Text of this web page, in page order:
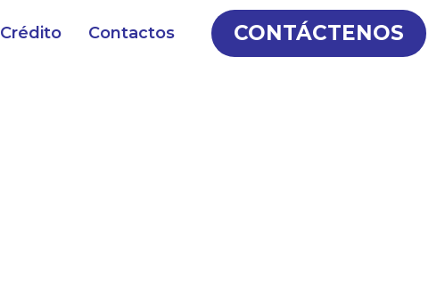
Crédito Contactos CONTÁCTENOS